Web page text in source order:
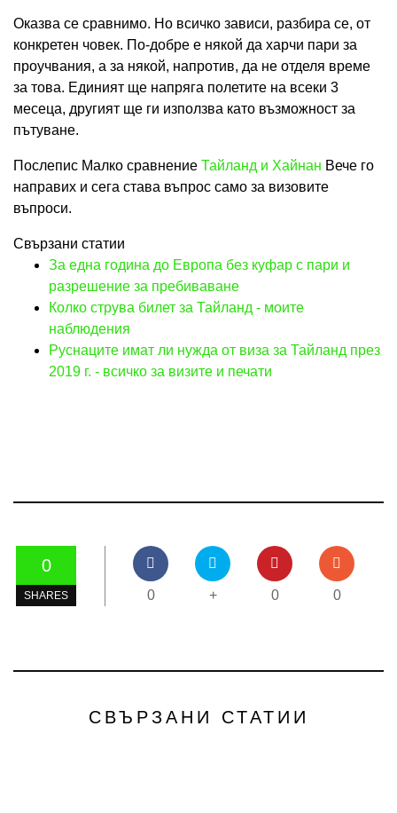
Оказва се сравнимо. Но всичко зависи, разбира се, от
конкретен човек. По-добре е някой да харчи пари за
проучвания, а за някой, напротив, да не отделя време
за това. Единият ще напряга полетите на всеки 3
месеца, другият ще ги използва като възможност за
пътуване.
Послепис Малко сравнение Тайланд и Хайнан Вече го
направих и сега става въпрос само за визовите
въпроси.
Свързани статии
За една година до Европа без куфар с пари и
разрешение за пребиваване
Колко струва билет за Тайланд - моите
наблюдения
Руснаците имат ли нужда от виза за Тайланд през
2019 г. - всичко за визите и печати
0
SHARES 0 + 0 0
СВЪРЗАНИ СТАТИИ